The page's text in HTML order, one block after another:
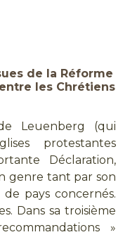
de la Réforme
les Chrétiens
Leuenberg (qui
protestantes
Déclaration,
genre tant par son
pays concernés.
Dans sa troisième
»